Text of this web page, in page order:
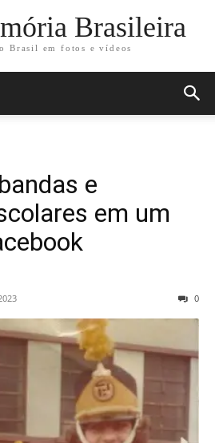
Brasileira
Brasil em fotos e vídeos
e
em um
0